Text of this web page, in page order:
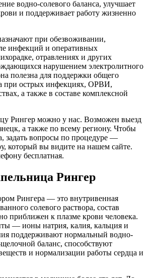
водно-солевого баланса, улучшает
и поддерживает работу жизненно
при обезвоживании,
инфекций и оперативных
отравлениях и других
нарушением электролитного
полезна для поддержки общего
при острых инфекциях, ОРВИ,
а также в составе комплексной
Рингер можно у нас. Возможен выезд
а также по всему региону. Чтобы
задать вопросы по процедуре —
который вы видите на нашем сайте.
бесплатная.
Рингер
Рингера — это внутривенная
солевого раствора, состав
приближен к плазме крови человека.
— ионы натрия, калия, кальция и
поддерживают нормальный водно-
баланс, способствуют
и нормализации работы сердца и